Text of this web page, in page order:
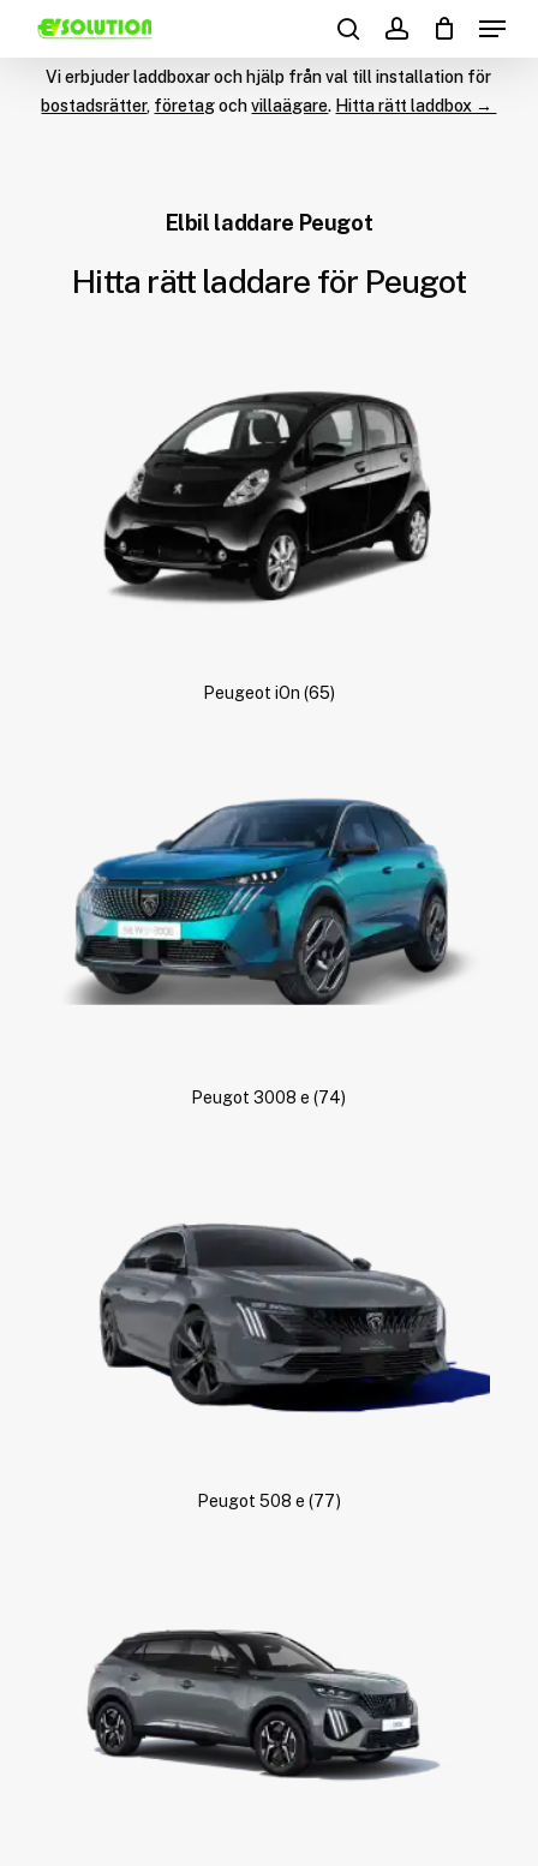
content
Products
search
searchaccount
Menu
Vi erbjuder laddboxar och hjälp från val till installation för
bostadsrätter, företagochvillaägare. Hitta rätt laddbox →
Elbil laddare Peugot
Hitta rätt laddare för Peugot
Peugeot iOn (65)
Peugot 3008 e(74)
Peugot 508 e (77)